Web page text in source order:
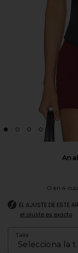
O en 4
EL AJUSTE DE ESTE
el ajuste es exacto
Talla